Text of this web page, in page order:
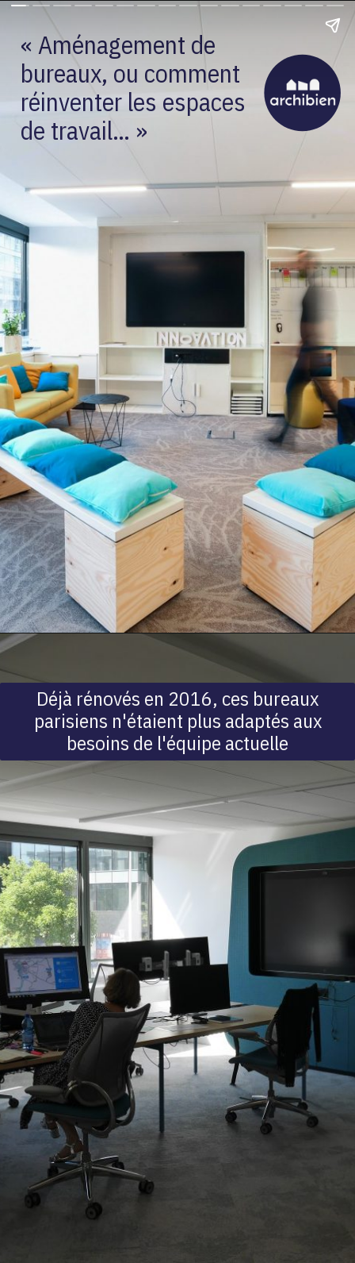
« Aménagement de
bureaux, ou comment
réinventer les espaces
de travail… »
Déjà rénovés en 2016, ces bureaux
parisiens n'étaient plus adaptés aux
besoins de l'équipe actuelle